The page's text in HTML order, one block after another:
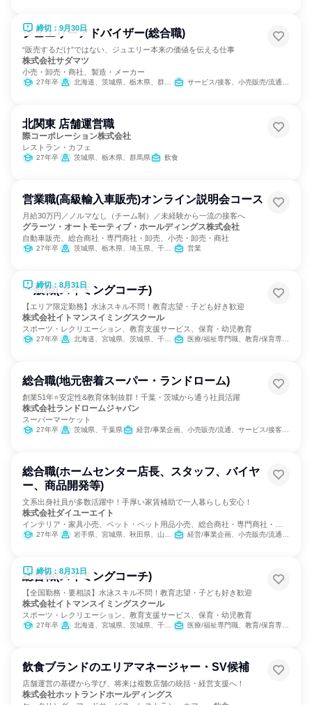
締切：9月30日
ジュエリーアドバイザー(総合職)
“販売するだけ”ではない、ジュエリー本来の価値を伝える仕事
株式会社サダマツ
小売・卸売・商社、製造・メーカー
27年卒 北海道、茨城県、栃木県、群馬県、埼玉県、千葉県、東京都、神奈川県、新潟県、長野県、静岡県、愛知県、京都府、大阪府、兵庫県、奈良県、岡山県、広島県、香川県、福岡県、佐賀県、長崎県、熊本県、大分県、宮崎県、鹿児島県、沖縄県 サービス/接客、小売販売/流通、バックオフィス・事務・受付、組織運営管理・公務員・事務系職種、クリエイティブ/デザイン職、マーケティング・広報・広告・宣伝系職種
北関東 店舗運営職
際コーポレーション株式会社
レストラン・カフェ
27年卒 茨城県、栃木県、群馬県 飲食
営業職(高級輸入車販売)オンライン説明会コース
月給30万円／ノルマなし（チーム制）／未経験から一流の接客へ
グラーツ・オートモーティブ・ホールディングス株式会社
自動車販売、総合商社・専門商社・卸売、小売・卸売・商社
27年卒 茨城県、栃木県、埼玉県、千葉県、東京都、神奈川県 営業
締切：8月31日
一般職(スイミングコーチ)
【エリア限定勤務】水泳スキル不問！教育志望・子ども好き歓迎
株式会社イトマンスイミングスクール
スポーツ・レクリエーション、教育支援サービス、保育・幼児教育
27年卒 北海道、宮城県、茨城県、千葉県、東京都、神奈川県、静岡県、愛知県、三重県、京都府、大阪府、兵庫県、奈良県、福岡県 医療/福祉専門職、教育/保育専門職
総合職(地元密着スーパー・ランドローム)
創業51年⭐安定性&教育体制抜群！千葉・茨城から通う社員活躍
株式会社ランドロームジャパン
スーパーマーケット
27年卒 茨城県、千葉県 経営/事業企画、小売販売/流通、サービス/接客、SCM/生産管理/購買/物流、人事、商品企画
総合職(ホームセンター店長、スタッフ、バイヤ
ー、商品開発等)
文系出身社員が多数活躍中！手厚い家賃補助で一人暮らしも安心！
株式会社ダイユーエイト
インテリア・家具小売、ペット・ペット用品小売、総合商社・専門商社・卸
売
27年卒 岩手県、宮城県、秋田県、山形県、福島県、茨城県、栃木県、新潟県 経営/事業企画、小売販売/流通、SCM/生産管理/購買/物流
締切：8月31日
総合職(スイミングコーチ)
【全国勤務・要相談】水泳スキル不問！教育志望・子ども好き歓迎
株式会社イトマンスイミングスクール
スポーツ・レクリエーション、教育支援サービス、保育・幼児教育
27年卒 北海道、宮城県、茨城県、千葉県、東京都、神奈川県、静岡県、愛知県、三重県、京都府、大阪府、兵庫県、奈良県、福岡県 医療/福祉専門職、教育/保育専門職
飲食ブランドのエリアマネージャー・SV候補
店舗運営の基礎から学び、将来は複数店舗の統括・経営支援へ！
株式会社ホットランドホールディングス